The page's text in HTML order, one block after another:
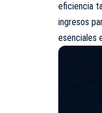
eficiencia
ingresos
esenciales